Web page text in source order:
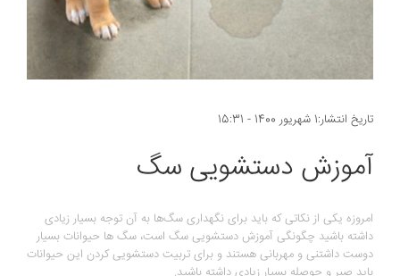
تاریخ انتشار:1 شهریور 1400 - 15:31
آموزش دستشویی سگ
امروزه یکی از نکاتی که باید برای نگهداری سگ‌ها به آن توجه بسیار زیادی
داشته باشید چگونگی آموزش دستشویی سگ است، سگ ها حیوانات بسیار
دوست داشتنی و مهربانی هستند و برای تربیت دستشویی کردن این حیوانات